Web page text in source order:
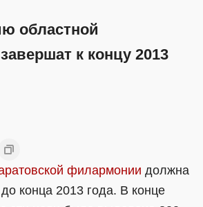
областной
к концу 2013
филармонии должна
конца 2013 года. В конце